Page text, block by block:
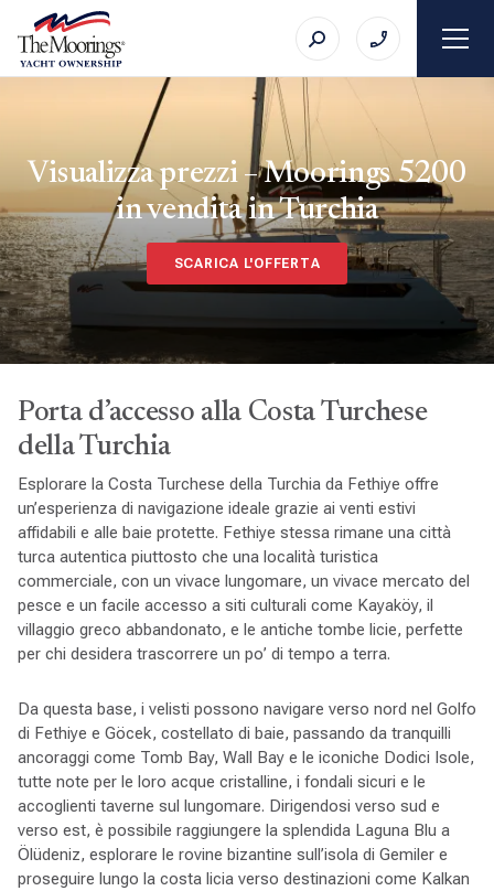
Visualizza prezzi – Moorings 5200
in vendita in Turchia
SCARICA L'OFFERTA
Porta d’accesso alla Costa Turchese
della Turchia
Esplorare la Costa Turchese della Turchia da Fethiye offre
un’esperienza di navigazione ideale grazie ai venti estivi
affidabili e alle baie protette. Fethiye stessa rimane una città
turca autentica piuttosto che una località turistica
commerciale, con un vivace lungomare, un vivace mercato del
pesce e un facile accesso a siti culturali come Kayaköy, il
villaggio greco abbandonato, e le antiche tombe licie, perfette
per chi desidera trascorrere un po’ di tempo a terra.
Da questa base, i velisti possono navigare verso nord nel Golfo
di Fethiye e Göcek, costellato di baie, passando da tranquilli
ancoraggi come Tomb Bay, Wall Bay e le iconiche Dodici Isole,
tutte note per le loro acque cristalline, i fondali sicuri e le
accoglienti taverne sul lungomare. Dirigendosi verso sud e
verso est, è possibile raggiungere la splendida Laguna Blu a
Ölüdeniz, esplorare le rovine bizantine sull’isola di Gemiler e
proseguire lungo la costa licia verso destinazioni come Kalkan